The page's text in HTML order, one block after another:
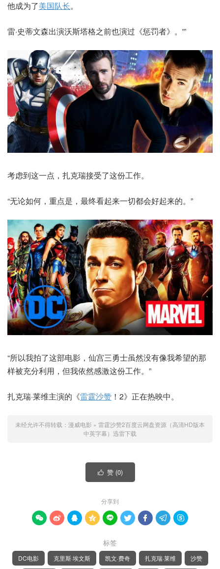
他成为了美国队长。
雷·史蒂文森出演沃斯塔格之前也演过《惩罚者》。'”
考虑到这一点，扎克瑞接受了这份工作。
“无论如何，重点是，最终看起来一切都会好起来的。”
“所以我拍了这部电影，仙宫三勇士虽然没有像我希望的那
样被充分利用，但我依然感激这份工作。”
扎克瑞·莱维主演的《雷霆沙赞 ！2》正在热映中。
未经允许不得转载： 漫威电影 » 雷霆沙赞2百度云网盘资源（高清HD版本
中英字幕）迅雷下载
 赞 (0)
分享到
        
标签
DC电影 克里斯·埃文斯 凯文·费奇 扎克瑞·莱维 沙赞